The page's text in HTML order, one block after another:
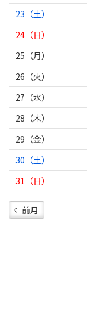
23（土）
24（日）
25（月）
26（火）
27（水）
28（木）
29（金）
30（土）
31（日）
前月